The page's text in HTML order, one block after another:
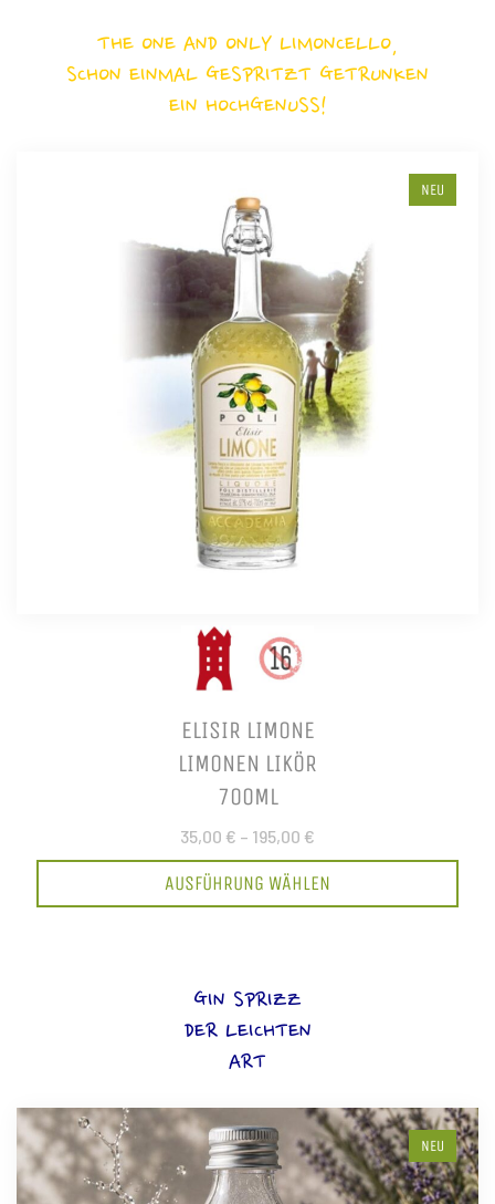
THE ONE AND ONLY LIMONCELLO,
SCHON EINMAL GESPRITZT GETRUNKEN
EIN HOCHGENUSS!
NEU
ELISIR LIMONE
LIMONEN LIKÖR
700ML
35,00 € – 195,00 €
AUSFÜHRUNG WÄHLEN
GIN SPRIZZ
DER LEICHTEN
ART
NEU